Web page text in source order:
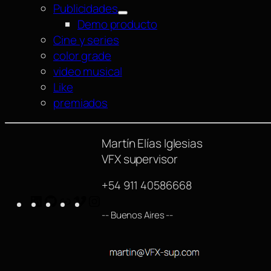
Publicidades
Demo producto
Cine y series
color grade
video musical
Like
premiados
LinkedIn
GitHubhttps://www.imdb.com/name/
Martín Elías Iglesias
VFX supervisor
+54 911 40586668
-- Buenos Aires --